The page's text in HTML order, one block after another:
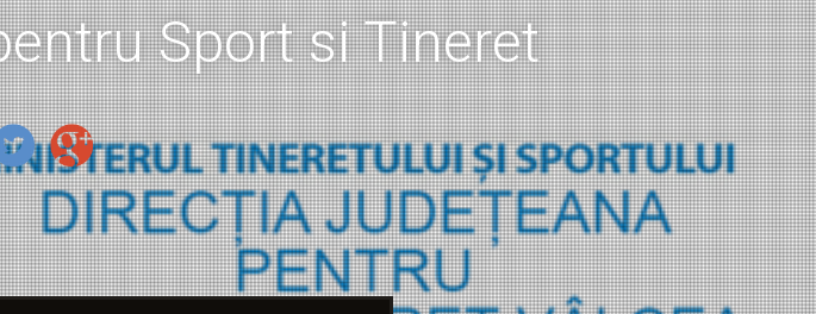
Sport si Tineret